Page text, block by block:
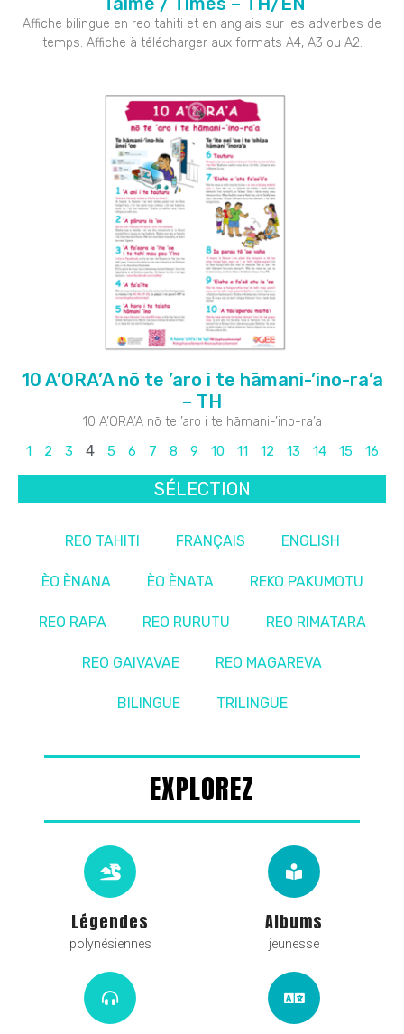
Affiche bilingue en reo tahiti et en anglais sur les adverbes de
temps. Affiche à télécharger aux formats A4, A3 ou A2.
10 A’ORA’A nō te ’aro i te hāmani-’ino-ra’a
– TH
10 A’ORA’A nō te ’aro i te hāmani-’ino-ra’a
1 2 3 4 5 6 7 8 9 10 11 12 13 14 15 16
SÉLECTION
REO TAHITI FRANÇAIS ENGLISH
ÈO ÈNANA ÈO ÈNATA REKO PAKUMOTU
REO RAPA REO RURUTU REO RIMATARA
REO GAIVAVAE REO MAGAREVA
BILINGUE TRILINGUE
EXPLOREZ
Légendes
polynésiennes
Albums
jeunesse